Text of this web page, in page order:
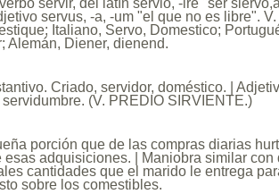
servir, del latín servio, -ire "ser
servus, -a, -um "el que no es libre".
Italiano, Servo, Domestico;
Alemán, Diener, dienend.
Criado, servidor, doméstico. |
(V. PREDIO SIRVIENTE.)
porción que de las compras diarias
esas adquisiciones. | Maniobra similar
cantidades que el marido le entrega
sobre los comestibles.